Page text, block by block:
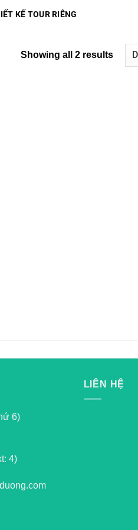
KẾ TOUR RIÊNG
Showing all 2 results
6)
4)
LIÊN HỆ